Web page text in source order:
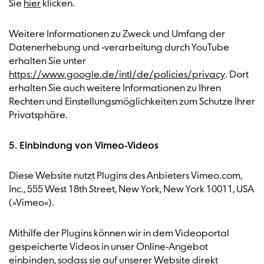
Sie hier klicken.
Weitere Informationen zu Zweck und Umfang der
Datenerhebung und -verarbeitung durch YouTube
erhalten Sie unter
https://www.google.de/intl/de/policies/privacy. Dort
erhalten Sie auch weitere Informationen zu Ihren
Rechten und Einstellungsmöglichkeiten zum Schutze Ihrer
Privatsphäre.
5. Einbindung von Vimeo-Videos
Diese Website nutzt Plugins des Anbieters Vimeo.com,
Inc., 555 West 18th Street, New York, New York 10011, USA
(»Vimeo«).
Mithilfe der Plugins können wir in dem Videoportal
gespeicherte Videos in unser Online-Angebot
einbinden, sodass sie auf unserer Website direkt